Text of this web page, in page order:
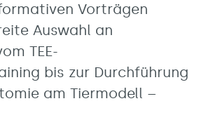
Vorträgen
Auswahl an
TEE-
bis zur Durchführung
am Tiermodell –